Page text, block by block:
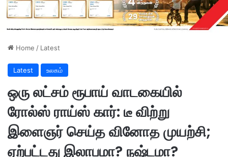
Home / Latest
Latest உலகம்
ஒரு லட்சம் ரூபாய் வாடகையில்
ரோல்ஸ் ராய்ஸ் கார்: டீ விற்று
இளைஞர் செய்த வினோத முயற்சி;
ஏற்பட்டது இலாபமா? நஷ்டமா?